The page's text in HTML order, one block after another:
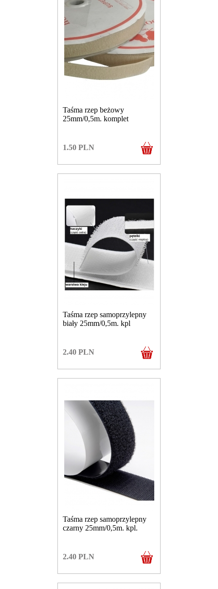
Taśma rzep beżowy
25mm/0,5m. komplet
1.50 PLN
Taśma rzep samoprzylepny
biały 25mm/0,5m. kpl
2.40 PLN
Taśma rzep samoprzylepny
czarny 25mm/0,5m. kpl.
2.40 PLN